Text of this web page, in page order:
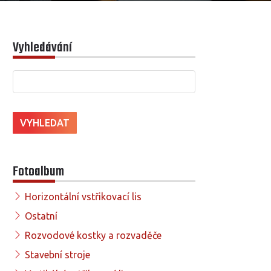
Vyhledávání
Fotoalbum
Horizontální vstřikovací lis
Ostatní
Rozvodové kostky a rozvaděče
Stavební stroje